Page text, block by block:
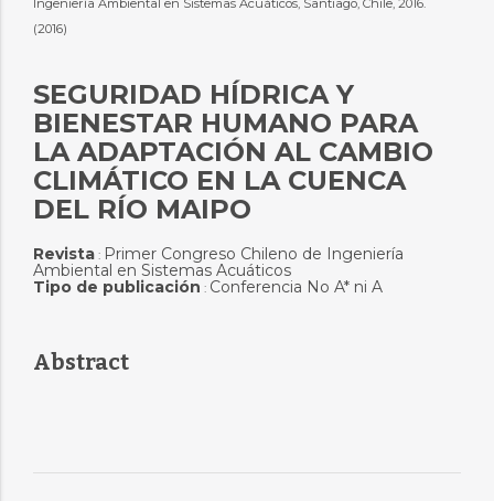
Ingeniería Ambiental en Sistemas Acuáticos, Santiago, Chile, 2016.
(2016)
SEGURIDAD HÍDRICA Y
BIENESTAR HUMANO PARA
LA ADAPTACIÓN AL CAMBIO
CLIMÁTICO EN LA CUENCA
DEL RÍO MAIPO
Revista: Primer Congreso Chileno de Ingeniería
Ambiental en Sistemas Acuáticos
Tipo de publicación : Conferencia No A* ni A
Abstract